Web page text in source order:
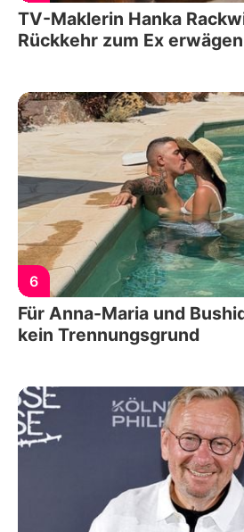
TV-Maklerin Hanka
Rückkehr zum Ex erwägen
6
Für Anna-Maria und
kein Trennungsgrund